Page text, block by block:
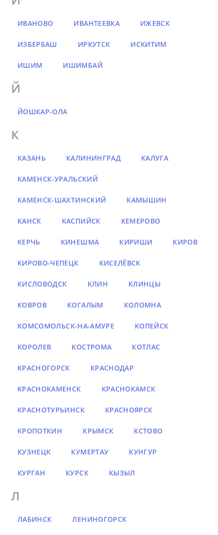
ИВАНОВО ИВАНТЕЕВКА ИЖЕВСК
ИЗБЕРБАШ ИРКУТСК ИСКИТИМ
ИШИМ ИШИМБАЙ
Й
ЙОШКАР-ОЛА
К
КАЗАНЬ КАЛИНИНГРАД КАЛУГА
КАМЕНСК-УРАЛЬСКИЙ
КАМЕНСК-ШАХТИНСКИЙ КАМЫШИН
КАНСК КАСПИЙСК КЕМЕРОВО
КЕРЧЬ КИНЕШМА КИРИШИ КИРОВ
КИРОВО-ЧЕПЕЦК КИСЕЛЁВСК
КИСЛОВОДСК КЛИН КЛИНЦЫ
КОВРОВ КОГАЛЫМ КОЛОМНА
КОМСОМОЛЬСК-НА-АМУРЕ КОПЕЙСК
КОРОЛЕВ КОСТРОМА КОТЛАС
КРАСНОГОРСК КРАСНОДАР
КРАСНОКАМЕНСК КРАСНОКАМСК
КРАСНОТУРЬИНСК КРАСНОЯРСК
КРОПОТКИН КРЫМСК КСТОВО
КУЗНЕЦК КУМЕРТАУ КУНГУР
КУРГАН КУРСК КЫЗЫЛ
Л
ЛАБИНСК ЛЕНИНОГОРСК